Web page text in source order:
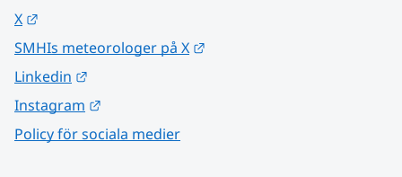
X
SMHIs meteorologer på X
Linkedin
Instagram
Policy för sociala medier